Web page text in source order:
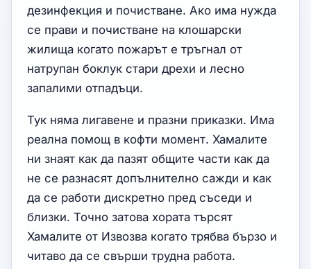
дезинфекция и почистване. Ако има нужда
се прави и почистване на клошарски
жилища когато пожарът е тръгнал от
натрупан боклук стари дрехи и лесно
запалими отпадъци.
Тук няма лигавене и празни приказки. Има
реална помощ в кофти момент. Хамалите
ни знаят как да пазят общите части как да
не се разнасят допълнително сажди и как
да се работи дискретно пред съседи и
близки. Точно затова хората търсят
Хамалите от Извозва когато трябва бързо и
читаво да се свърши трудна работа.